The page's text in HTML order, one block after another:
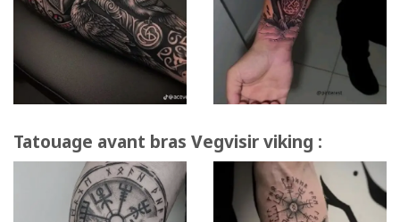
Tatouage avant bras Vegvisir viking :